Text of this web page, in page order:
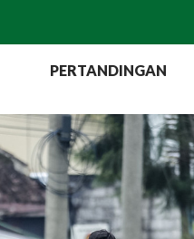
PERTANDINGAN